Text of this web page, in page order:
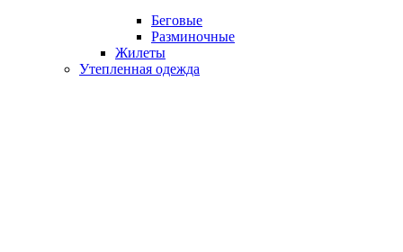
Беговые
Разминочные
Жилеты
Утепленная одежда